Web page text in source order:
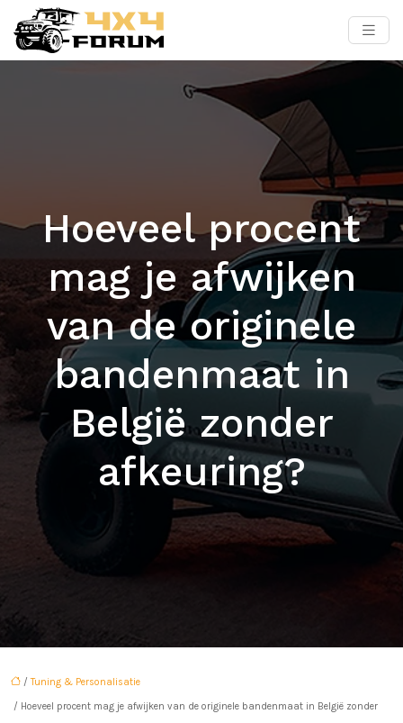
Hoeveel procent
mag je afwijken
van de originele
bandenmaat in
België zonder
afkeuring?
/Tuning & Personalisatie
/ Hoeveel procent mag je afwijken van de originele bandenmaat in België zonder